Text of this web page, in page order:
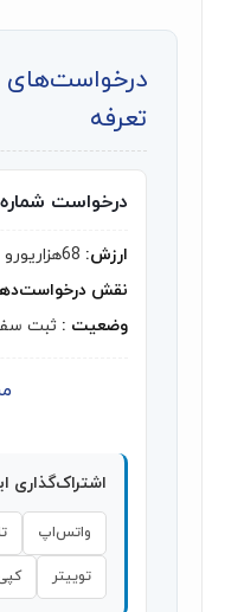
درخواست‌های
تعرفه
درخواست شماره
ارزش:
نقش
وضعیت : ثبت
اشتراک‌گذاری
واتس‌اپ
توییتر